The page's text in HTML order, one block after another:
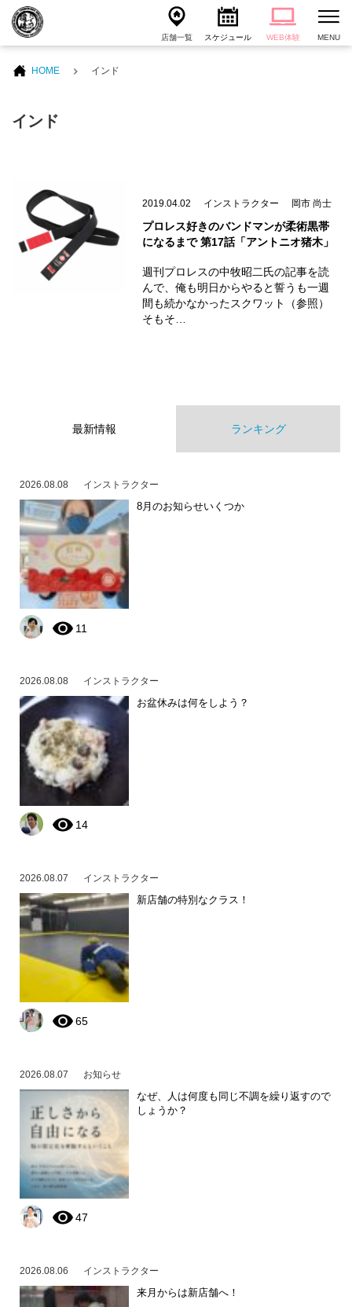
店舗一覧 スケジュール WEB体験 MENU
HOME インド
インド
2019.04.02 インストラクター 岡市 尚士
プロレス好きのバンドマンが柔術黒帯
になるまで 第17話「アントニオ猪木」
週刊プロレスの中牧昭二氏の記事を読
んで、俺も明日からやると誓うも一週
間も続かなかったスクワット（参照）
そもそ…
最新情報 ランキング
2026.08.08 インストラクター
8月のお知らせいくつか
11
2026.08.08 インストラクター
お盆休みは何をしよう？
14
2026.08.07 インストラクター
新店舗の特別なクラス！
65
2026.08.07 お知らせ
なぜ、人は何度も同じ不調を繰り返すので
しょうか？
47
2026.08.06 インストラクター
来月からは新店舗へ！